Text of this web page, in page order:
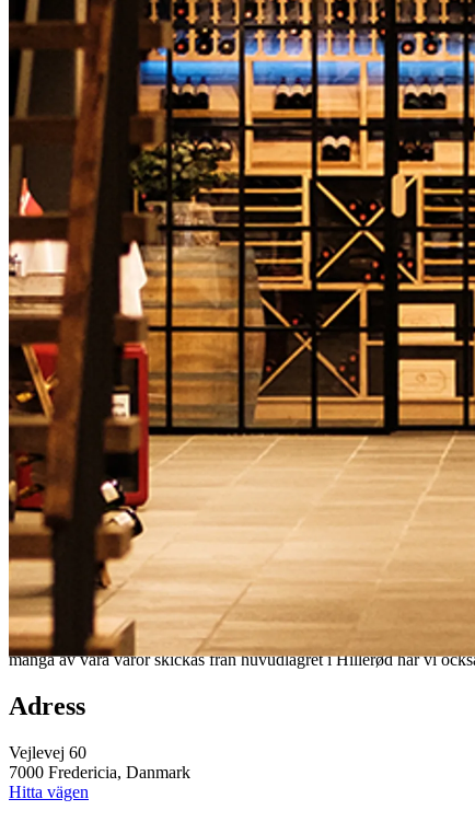
Fredericia Showroom
Välkommen till vårt rymliga showroom i Fredericia, där vi erbjuder
produkter. Vårt showroom är också den perfekta platsen för
många av våra varor skickas från huvudlagret i Hillerød har vi
Adress
Vejlevej 60
7000 Fredericia, Danmark
Hitta vägen